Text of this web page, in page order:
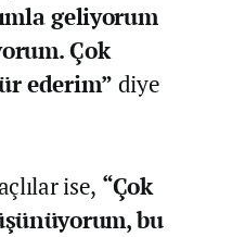
geliyorum
Çok
ederim” diye
ise, “Çok
bu